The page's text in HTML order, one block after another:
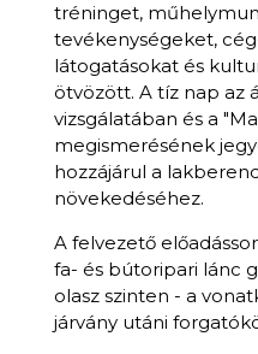
tréninget,
tevékenységeket,
látogatásokat és
ötvözött. A tíz nap az
vizsgálatában és a
megismerésének
hozzájárul a
növekedéséhez.
A felvezető
fa- és bútoripari lánc
olasz szinten - a
járvány utáni